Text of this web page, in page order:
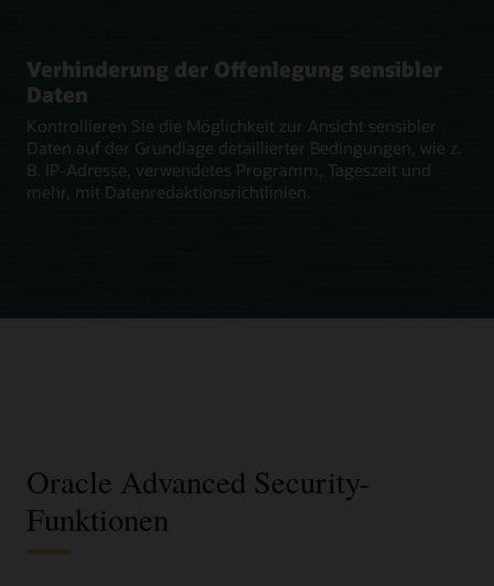
Verhinderung der Offenlegung sensibler
Daten
Kontrollieren Sie die Möglichkeit zur Ansicht sensibler
Daten auf der Grundlage detaillierter Bedingungen, wie z.
B. IP-Adresse, verwendetes Programm, Tageszeit und
mehr, mit Datenredaktionsrichtlinien.
Oracle Advanced Security-
Funktionen